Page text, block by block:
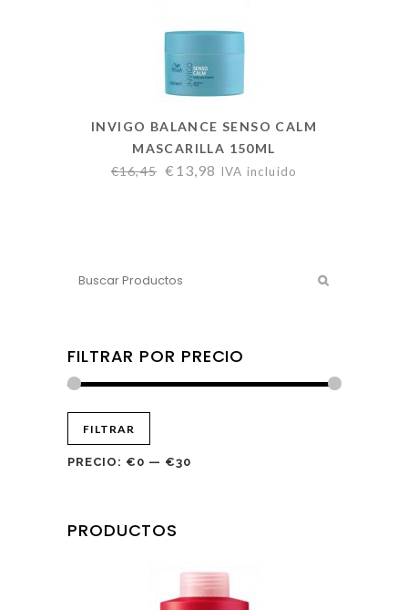
INVIGO BALANCE SENSO CALM
MASCARILLA 150ML
€16,45 € 13,98 IVA incluido
FILTRAR POR PRECIO
FILTRAR
PRECIO: €0 — €30
PRODUCTOS